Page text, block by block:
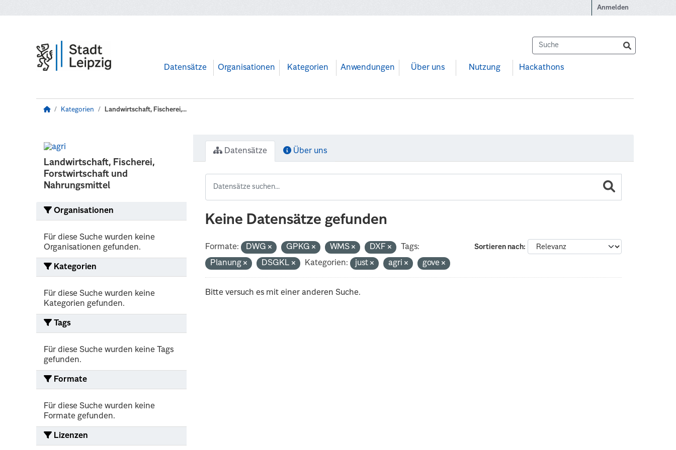
Anmelden
Datensätze Organisationen Kategorien Anwendungen Über uns Nutzung Hackathons
Kategorien Landwirtschaft, Fischerei,...
Landwirtschaft, Fischerei,
Forstwirtschaft und
Nahrungsmittel
Organisationen
Für diese Suche wurden keine
Organisationen gefunden.
Kategorien
Für diese Suche wurden keine
Kategorien gefunden.
Tags
Für diese Suche wurden keine Tags
gefunden.
Formate
Für diese Suche wurden keine
Formate gefunden.
Lizenzen
Datensätze Über uns
Keine Datensätze gefunden
Sortieren nach
Formate: DWG GPKG WMS DXF
Tags:
Planung
DSGKL Kategorien: just agri gove
Bitte versuch es mit einer anderen Suche.